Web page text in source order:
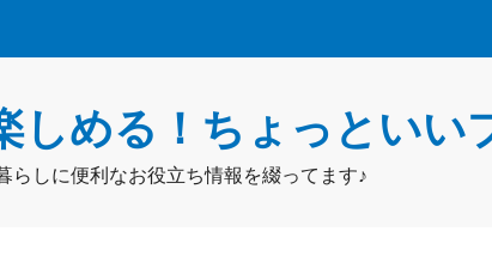
しめる！ちょっといい
らしに便利なお役立ち情報を綴ってます♪